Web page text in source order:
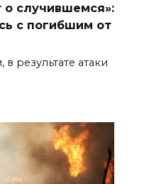
о случившемся»:
с погибшим от
результате атаки